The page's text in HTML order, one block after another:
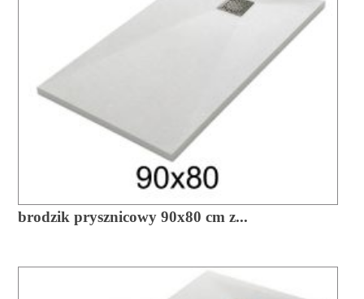
brodzik prysznicowy 90x80 cm z...